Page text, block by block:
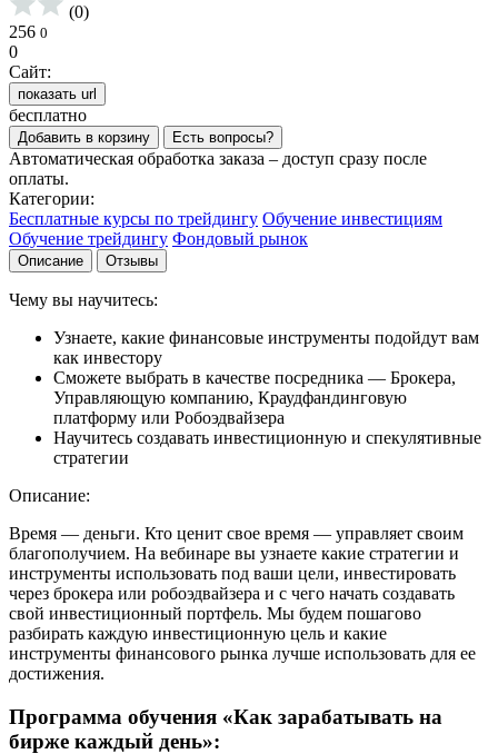
(0)
256 0
0
Сайт:
показать url
бесплатно
Добавить в корзину Есть вопросы?
Автоматическая обработка заказа – доступ сразу после
оплаты.
Категории:
Бесплатные курсы по трейдингу Обучение инвестициям
Обучение трейдингу Фондовый рынок
Описание Отзывы
Чему вы научитесь:
Узнаете, какие финансовые инструменты подойдут вам
как инвестору
Сможете выбрать в качестве посредника — Брокера,
Управляющую компанию, Краудфандинговую
платформу или Робоэдвайзера
Научитесь создавать инвестиционную и спекулятивные
стратегии
Описание:
Время — деньги. Кто ценит свое время — управляет своим
благополучием. На вебинаре вы узнаете какие стратегии и
инструменты использовать под ваши цели, инвестировать
через брокера или робоэдвайзера и с чего начать создавать
свой инвестиционный портфель. Мы будем пошагово
разбирать каждую инвестиционную цель и какие
инструменты финансового рынка лучше использовать для ее
достижения.
Программа обучения «Как зарабатывать на
бирже каждый день»: